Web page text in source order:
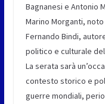
Bagnanesi e Antonio
Marino Morganti,
Fernando Bindi,
politico e culturale
La serata sarà
contesto storico e
guerre mondiali,